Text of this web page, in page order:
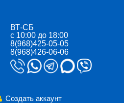
ВТ-СБ
с 10:00 до 18:00
8(968)425-05-05
8(968)426-06-06
Создать аккаунт